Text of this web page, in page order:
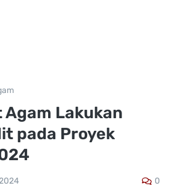
Lakukan
pada Proyek
0